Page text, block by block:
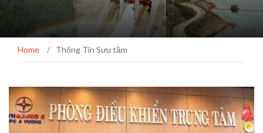
Home / Thông Tin Sưu tầm